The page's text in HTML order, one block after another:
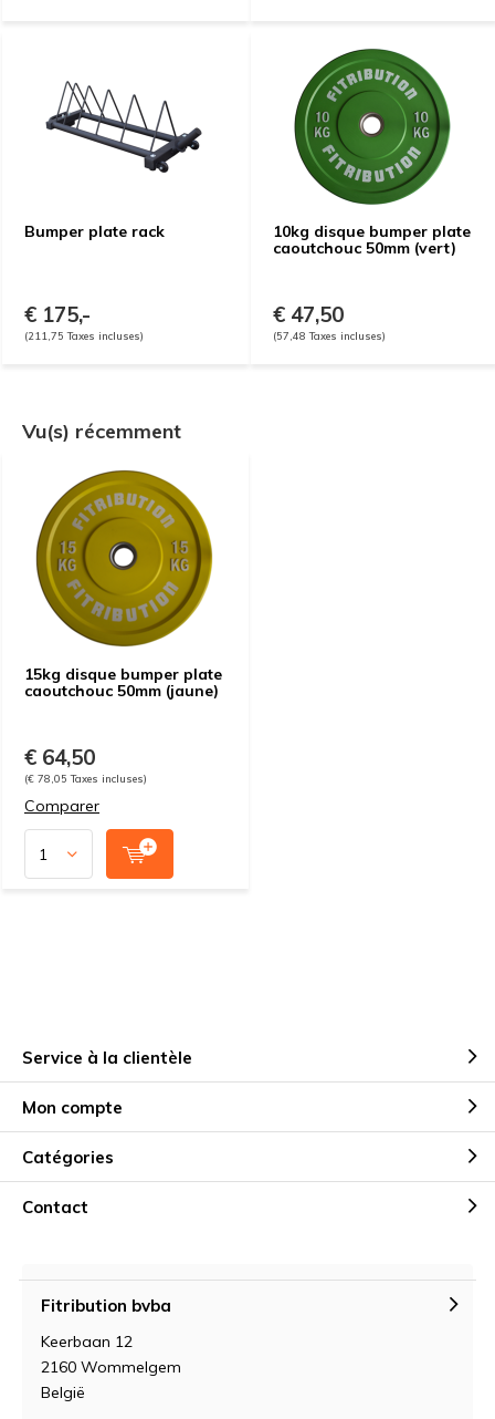
Bumper plate rack
€ 175,-
(211,75 Taxes incluses)
10kg disque bumper plate
caoutchouc 50mm (vert)
€ 47,50
(57,48 Taxes incluses)
Vu(s) récemment
15kg disque bumper plate
caoutchouc 50mm (jaune)
€ 64,50
(€ 78,05 Taxes incluses)
Comparer
Service à la clientèle
Mon compte
Catégories
Contact
Fitribution bvba
Keerbaan 12
2160 Wommelgem
België